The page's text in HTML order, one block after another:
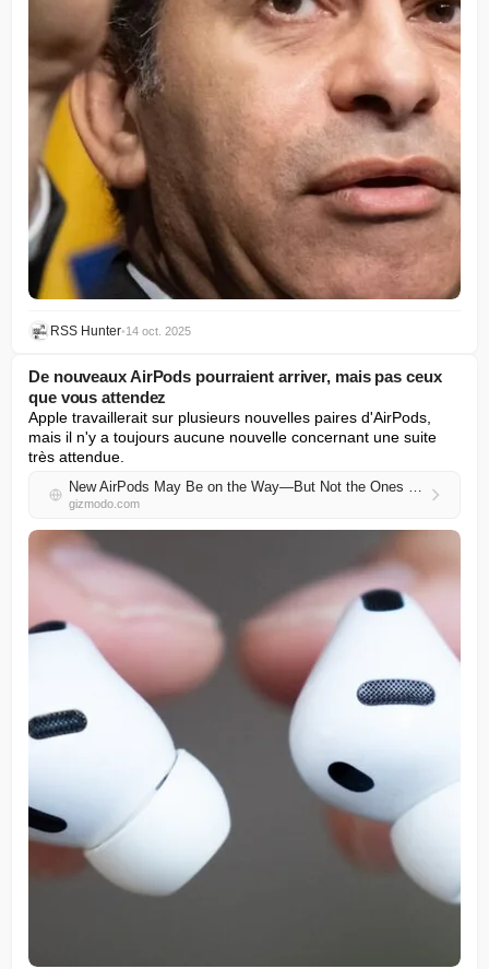
RSS Hunter•14 oct. 2025
De nouveaux AirPods pourraient arriver, mais pas ceux
que vous attendez
Apple travaillerait sur plusieurs nouvelles paires d'AirPods,
mais il n'y a toujours aucune nouvelle concernant une suite
très attendue.
New AirPods May Be on the Way—But Not the Ones You’ve Been Waiting for
gizmodo.com